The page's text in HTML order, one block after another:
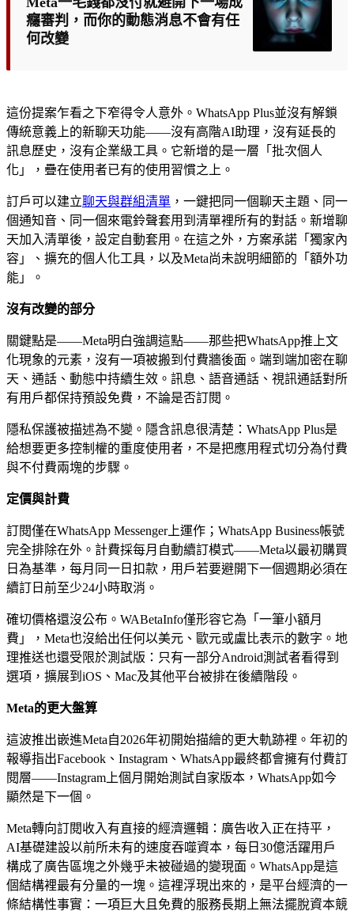
癮審判，而你的動態消息不會有任
何改變
這份提案乍看之下窄得令人意外。WhatsApp Plus並沒有解鎖
傳統意義上的新聊天功能——沒有高階AI助理，沒有延長的
訊息歷史，沒有企業級工具。它新增的是一層「批次個人
化」，疊在使用者已有的使用習慣之上。
訂戶可以建立聊天與群組清單 ，一鍵把同一個聊天主題、同一
個通知音、同一個來電鈴聲套用到清單裡所有的對話。新增聊
天加入清單後，設定自動套用。在這之外，方案承諾「獨家內
容」、擴充的個人化工具，以及Meta尚未說明細節的「額外功
能」。
沒有改變的部分
關鍵點是——Meta明白強調這點——那些把WhatsApp推上文
化現象的元素，沒有一項被搬到付費牆後面。端到端加密在聊
天、通話、動態中持續生效。訊息、語音通話、視訊通話對所
有用戶都保持預設免費，不論是否訂閱。
隱私保護被描述為不變。隱含訊息很清楚：WhatsApp Plus是
給想要更多控制權的重度使用者，不是把應用程式切分為付費
與不付費兩塊的步驟。
定價與計費
訂閱僅在WhatsApp Messenger上運作；WhatsApp Business帳號
完全排除在外。計費採每月自動續訂模式——Meta以最初購買
日為基準，每月同一日扣款，用戶若要避開下一個週期必須在
續訂日前至少24小時取消。
確切價格還沒公布。WABetaInfo僅形容它為「一筆小額月
費」，Meta也沒給出任何以美元、歐元或盧比表示的數字。地
理推送也還受限於測試版：只有一部分Android測試者看得到
選項，擴展到iOS、Mac及其他平台被排在後續階段。
Meta的更大盤算
這波推出嵌進Meta自2026年初開始描繪的更大軌跡裡。年初的
報導指出Facebook、Instagram、WhatsApp最終都會擁有付費訂
閱層——Instagram上個月開始測試自家版本，WhatsApp如今
顯然是下一個。
Meta轉向訂閱收入有直接的經濟邏輯：廣告收入正在持平，
AI基礎建設以前所未有的速度吞噬資本，每日30億活躍用戶
構成了廣告區塊之外幾乎未被碰過的變現面。WhatsApp是這
個結構裡最有分量的一塊。這裡浮現出來的，是平台經濟的一
條結構性事實：一項巨大且免費的服務長期上無法擺脫資本競